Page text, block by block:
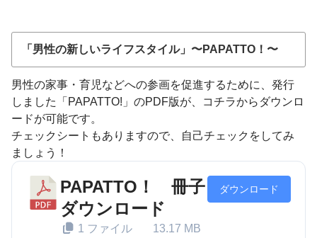
「男性の新しいライフスタイル」〜PAPATTO！〜
男性の家事・育児などへの参画を促進するために、発行
しました「PAPATTO!」のPDF版が、コチラからダウンロ
ードが可能です。
チェックシートもありますので、自己チェックをしてみ
ましょう！
PAPATTO！ 冊子
ダウンロード
1 ファイル 13.17 MB
ダウンロード